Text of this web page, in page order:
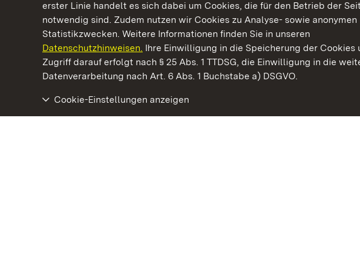
erster Linie handelt es sich dabei um Cookies, die für den Betrieb der
notwendig sind. Zudem nutzen wir Cookies zu Analyse- sowie anonymen
Statistikzwecken. Weitere Informationen finden Sie in unseren
Datenschutzhinweisen. Ihre Einwilligung in die Speicherung der Cookies
Zugriff darauf erfolgt nach § 25 Abs. 1 TTDSG, die Einwilligung in die
Datenverarbeitung nach Art. 6 Abs. 1 Buchstabe a) DSGVO.
Cookie-Einstellungen anzeigen
Kommen. Staunen. Genießen.